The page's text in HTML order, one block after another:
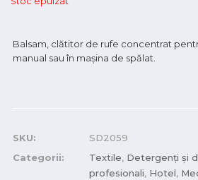
Balsam, clătitor de rufe concentrat
manual sau în mașina de spălat.
SKU:
SD2059
Categorii:
Textile, Detergenți și
profesionali, Hotel,